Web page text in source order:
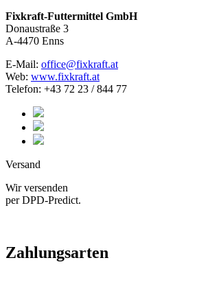
Fixkraft-Futtermittel GmbH
Donaustraße 3
A-4470 Enns
E-Mail: office@fixkraft.at
Web: www.fixkraft.at
Telefon: +43 72 23 / 844 77
Versand
Wir versenden
per DPD-Predict.
Zahlungsarten